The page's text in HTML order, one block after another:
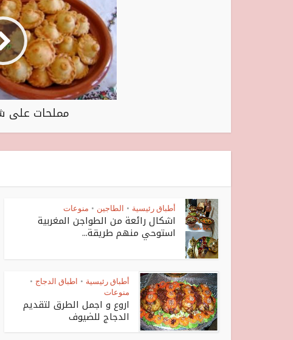
مملحات على
أطباق رئيسية • الطاجين • منوعات
اشكال رائعة من الطواجن المغربية
استوحي منهم طريقة...
أطباق رئيسية • اطباق الدجاج •
منوعات
اروع و اجمل الطرق لتقديم
الدجاج للضيوف